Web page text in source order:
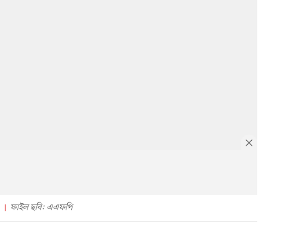
ফাইল ছবি: এএফপি